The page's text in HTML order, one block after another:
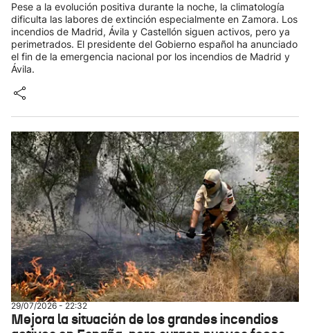
Pese a la evolución positiva durante la noche, la climatología
dificulta las labores de extinción especialmente en Zamora. Los
incendios de Madrid, Ávila y Castellón siguen activos, pero ya
perimetrados. El presidente del Gobierno español ha anunciado
el fin de la emergencia nacional por los incendios de Madrid y
Ávila.
29/07/2026 - 22:32
Mejora la situación de los grandes incendios